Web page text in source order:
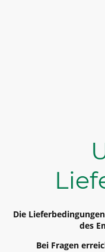
Die
des
Bei Fragen